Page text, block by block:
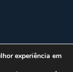
experiência em